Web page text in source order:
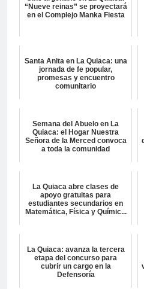
“Nueve reinas” se proyectará
en el Complejo Manka Fiesta
Santa Anita en La Quiaca: una
jornada de fe popular,
promesas y encuentro
comunitario
Semana del Abuelo en La
Quiaca: el Hogar Nuestra
Señora de la Merced convoca
a toda la comunidad
La Quiaca abre clases de
apoyo gratuitas para
estudiantes secundarios en
Matemática, Física y Químic...
La Quiaca: avanza la tercera
etapa del concurso para
cubrir un cargo en la
Defensoría